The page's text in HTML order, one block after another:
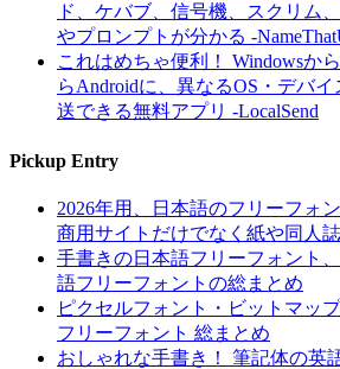
ド、ケバブ、信号機、スクリム
やプロンプトが分かる -
これはめちゃ便利！ Windowsか
らAndroidに、異なるOS・デバ
送できる無料アプリ -LocalSend
Pickup Entry
2026年用、日本語のフリーフォ
商用サイトだけでなく紙や同人
手書きの日本語フリーフォント
語フリーフォントの総まとめ
ピクセルフォント・ビットマッ
フリーフォント 総まとめ
おしゃれな手書き！ 筆記体の英